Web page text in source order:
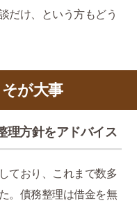
だけ、という方もどう
が大事
理方針をアドバイス
ており、これまで数多
。債務整理は借金を無